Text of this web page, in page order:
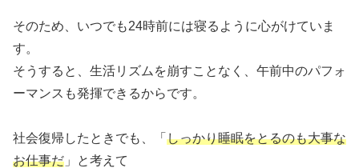
そのため、いつでも24時前には寝るように心がけていま
す。
そうすると、生活リズムを崩すことなく、午前中のパフォ
ーマンスも発揮できるからです。
社会復帰したときでも、「 しっかり睡眠をとるのも大事な
お仕事だ 」と考えて